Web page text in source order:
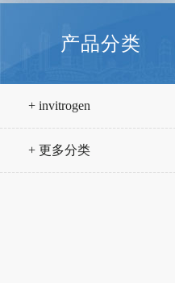
产品分类
+ invitrogen
+ 更多分类